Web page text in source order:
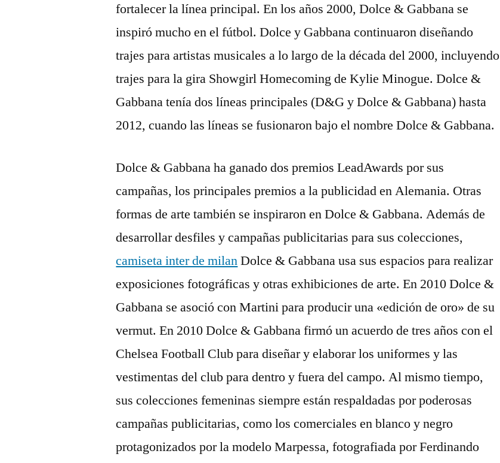
fortalecer la línea principal. En los años 2000, Dolce & Gabbana se
inspiró mucho en el fútbol. Dolce y Gabbana continuaron diseñando
trajes para artistas musicales a lo largo de la década del 2000, incluyendo
trajes para la gira Showgirl Homecoming de Kylie Minogue. Dolce &
Gabbana tenía dos líneas principales (D&G y Dolce & Gabbana) hasta
2012, cuando las líneas se fusionaron bajo el nombre Dolce & Gabbana.
Dolce & Gabbana ha ganado dos premios LeadAwards por sus
campañas, los principales premios a la publicidad en Alemania. Otras
formas de arte también se inspiraron en Dolce & Gabbana. Además de
desarrollar desfiles y campañas publicitarias para sus colecciones,
camiseta inter de milanDolce & Gabbana usa sus espacios para realizar
exposiciones fotográficas y otras exhibiciones de arte. En 2010 Dolce &
Gabbana se asoció con Martini para producir una «edición de oro» de su
vermut. En 2010 Dolce & Gabbana firmó un acuerdo de tres años con el
Chelsea Football Club para diseñar y elaborar los uniformes y las
vestimentas del club para dentro y fuera del campo. Al mismo tiempo,
sus colecciones femeninas siempre están respaldadas por poderosas
campañas publicitarias, como los comerciales en blanco y negro
protagonizados por la modelo Marpessa, fotografiada por Ferdinando